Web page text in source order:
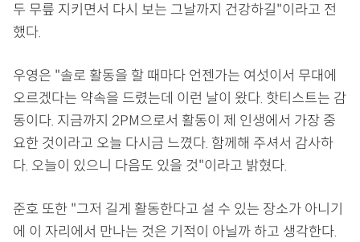
두 무릎 지키면서 다시 보는 그날까지 건강하길"이라고 전
했다.
우영은 "솔로 활동을 할 때마다 언젠가는 여섯이서 무대에
오르겠다는 약속을 드렸는데 이런 날이 왔다. 핫티스트는 감
동이다. 지금까지 2PM으로서 활동이 제 인생에서 가장 중
요한 것이라고 오늘 다시금 느꼈다. 함께해 주셔서 감사하
다. 오늘이 있으니 다음도 있을 것"이라고 밝혔다.
준호 또한 "그저 길게 활동한다고 설 수 있는 장소가 아니기
에 이 자리에서 만나는 것은 기적이 아닐까 하고 생각한다.